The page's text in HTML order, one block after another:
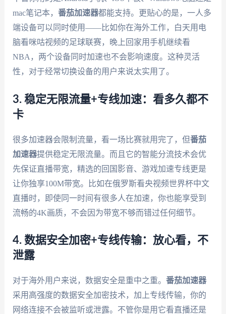
mac笔记本， 番茄加速器都能支持。更贴心的是，一人多
端设备可以同时使用——比如你在海外工作，白天用电
脑看咪咕视频的足球联赛，晚上回家用手机继续看
NBA，两个设备同时加速也不会影响速度。这种灵活
性，对于经常切换设备的用户来说太实用了。
3. 稳定无限流量+专线加速：看多久都不
卡
很多加速器会限制流量，看一场比赛就用完了，但番茄
加速器提供稳定无限流量。而且它的智能分流技术会优
先保证直播带宽，精选的回国影音、游戏加速专线更是
让你独享100M带宽。比如在俄罗斯看央视频世界杯中文
直播时，即使同一时间有很多人在加速，你也能享受到
流畅的4K画质，不会因为带宽不够而错过任何细节。
4. 数据安全加密+专线传输：放心看，不
泄露
对于海外用户来说，数据安全是重中之重。 番茄加速器
采用高强度的数据安全加密技术，加上专线传输，你的
网络连接不会被监听或泄露。不管你是用它看直播还是